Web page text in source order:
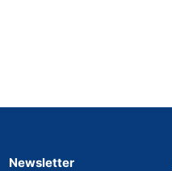
Newsletter